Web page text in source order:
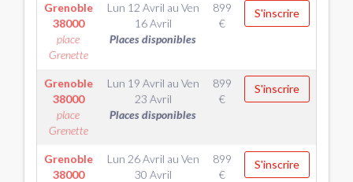
Grenoble
38000
place
Grenette
Lun 12 Avril au Ven
16 Avril
Places disponibles
899
€
S'inscrire
Grenoble
38000
place
Grenette
Lun 19 Avril au Ven
23 Avril
Places disponibles
899
€
S'inscrire
Grenoble
38000
Lun 26 Avril au Ven
30 Avril
899
€
S'inscrire